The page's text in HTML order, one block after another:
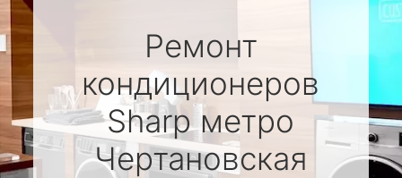
Ремонт
кондиционеров
Sharpметро
Чертановская